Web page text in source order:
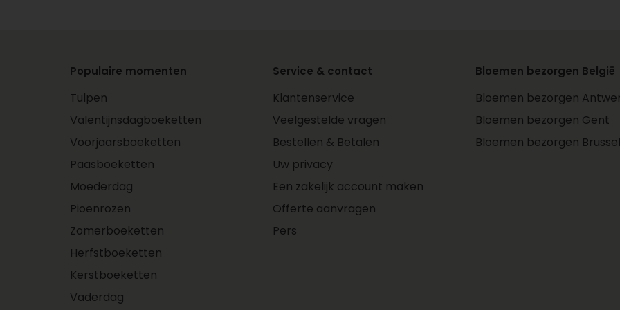
Populaire momenten
Tulpen
Valentijnsdagboeketten
Voorjaarsboeketten
Paasboeketten
Moederdag
Pioenrozen
Zomerboeketten
Herfstboeketten
Kerstboeketten
Vaderdag
Service & contact
Klantenservice
Veelgestelde vragen
Bestellen & Betalen
Uw privacy
Een zakelijk account maken
Offerte aanvragen
Pers
Bloemen bezorgen België
Bloemen bezorgen
Bloemen bezorgen Gent
Bloemen bezorgen Brussel